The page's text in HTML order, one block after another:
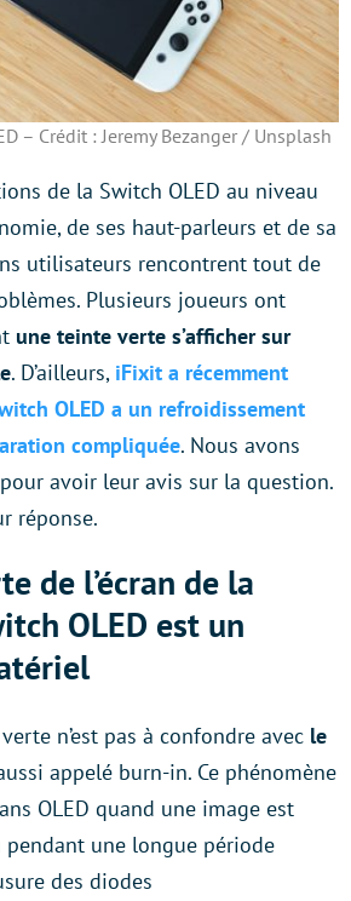
– Crédit : Jeremy Bezanger / Unsplash
de la Switch OLED au niveau
de ses haut-parleurs et de sa
utilisateurs rencontrent tout de
Plusieurs joueurs ont
une teinte verte s’afficher sur
. D’ailleurs, iFixit a récemment
OLED a un refroidissement
compliquée. Nous avons
avoir leur avis sur la question.
réponse.
de l’écran de la
OLED est un
n’est pas à confondre avec le
appelé burn-in. Ce phénomène
OLED quand une image est
une longue période
des diodes